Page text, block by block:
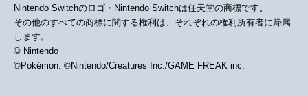
Nintendo Switchのロゴ・Nintendo Switchは任天堂の商標です。
その他のすべての商標に関する権利は、それぞれの権利所有者に帰属
します。
© Nintendo
©Pokémon. ©Nintendo/Creatures Inc./GAME FREAK inc.